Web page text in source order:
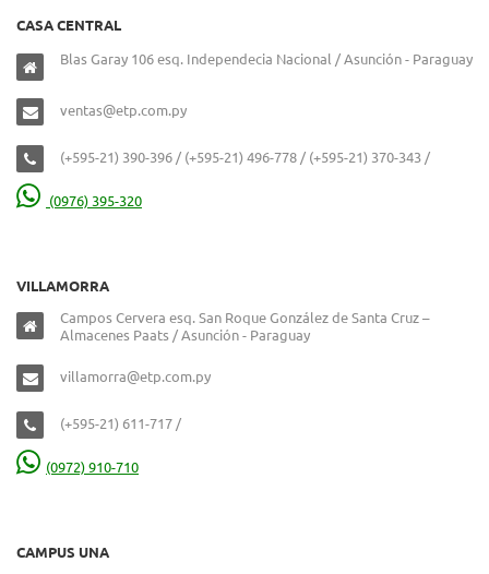
CASA CENTRAL
Blas Garay 106 esq. Independecia Nacional / Asunción - Paraguay
ventas@etp.com.py
(+595-21) 390-396 / (+595-21) 496-778 / (+595-21) 370-343 /
(0976) 395-320
VILLAMORRA
Campos Cervera esq. San Roque González de Santa Cruz –
Almacenes Paats / Asunción - Paraguay
villamorra@etp.com.py
(+595-21) 611-717 /
(0972) 910-710
CAMPUS UNA